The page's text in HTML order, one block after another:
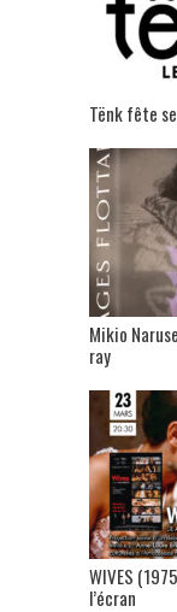
Tënk fête
Mikio
ray
WIVES
l’écran